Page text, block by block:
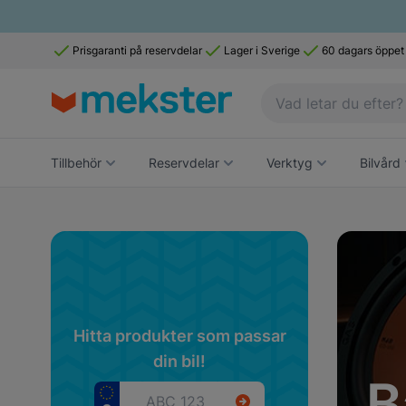
Prisgaranti på reservdelar Lager i Sverige 60 dagars
Tillbehör Reservdelar Verktyg Bilvård
Hitta produkter som passar
din bil!
Press to
Press to